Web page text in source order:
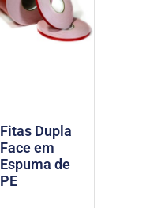
Fitas Dupla
Face em
Espuma de
PE